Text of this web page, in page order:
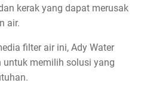
kerak yang dapat merusak
air.
filter air ini, Ady Water
memilih solusi yang